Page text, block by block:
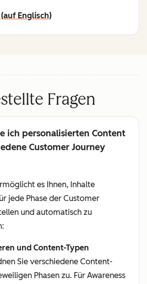
Englisch)
Fragen
ich personalisierten Content
Customer Journey
es Ihnen, Inhalte
jede Phase der Customer
und automatisch zu
und Content-Typen
Sie verschiedene Content-
Phasen zu. Für Awareness